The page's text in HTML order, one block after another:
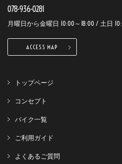
078-936-0281
月曜日から金曜日 10:00～18:00 / 土日
ACCESS MAP
トップページ
コンセプト
バイク一覧
ご利用ガイド
よくあるご質問